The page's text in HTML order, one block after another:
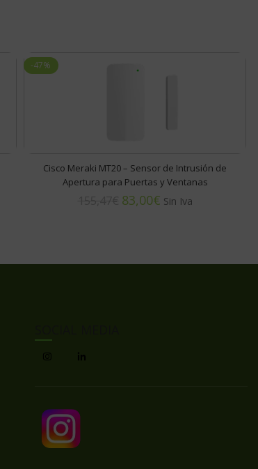
-47%
Cisco Meraki MT20 – Sensor de Intrusión de
Apertura para Puertas y Ventanas
83,00€